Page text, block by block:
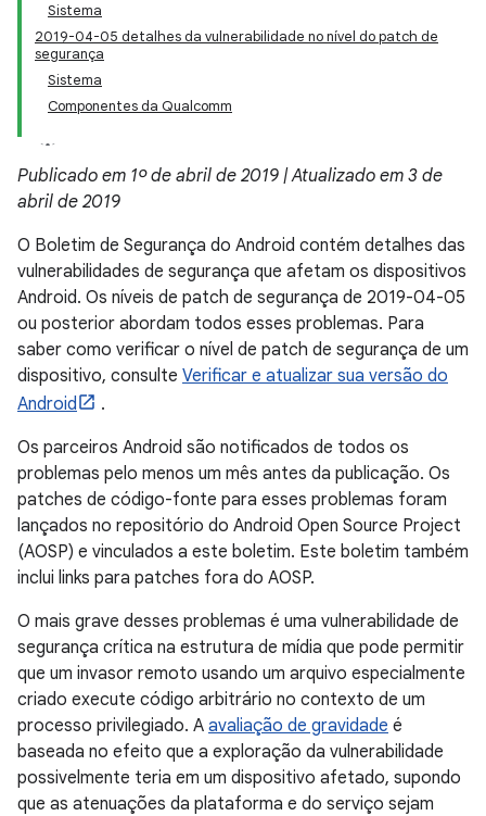
Sistema
2019-04-05 detalhes da vulnerabilidade no nível do patch de
segurança
Sistema
Componentes da Qualcomm
Publicado em 1º de abril de 2019 | Atualizado em 3 de
abril de 2019
O Boletim de Segurança do Android contém detalhes das
vulnerabilidades de segurança que afetam os dispositivos
Android. Os níveis de patch de segurança de 2019-04-05
ou posterior abordam todos esses problemas. Para
saber como verificar o nível de patch de segurança de um
dispositivo, consulte Verificar e atualizar sua versão do
Android
.
Os parceiros Android são notificados de todos os
problemas pelo menos um mês antes da publicação. Os
patches de código-fonte para esses problemas foram
lançados no repositório do Android Open Source Project
(AOSP) e vinculados a este boletim. Este boletim também
inclui links para patches fora do AOSP.
O mais grave desses problemas é uma vulnerabilidade de
segurança crítica na estrutura de mídia que pode permitir
que um invasor remoto usando um arquivo especialmente
criado execute código arbitrário no contexto de um
processo privilegiado. A avaliação de gravidade é
baseada no efeito que a exploração da vulnerabilidade
possivelmente teria em um dispositivo afetado, supondo
que as atenuações da plataforma e do serviço sejam